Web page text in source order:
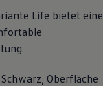
und Radio
Life bietet eine
Oberfläche